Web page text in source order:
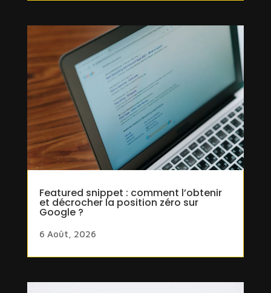
Featured snippet : comment l’obtenir
et décrocher la position zéro sur
Google ?
6 Août, 2026